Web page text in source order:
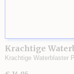
Krachtige
Krachtige Waterblaster